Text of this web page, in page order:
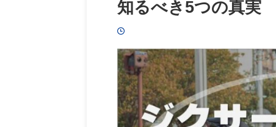
知るべき5つの真実